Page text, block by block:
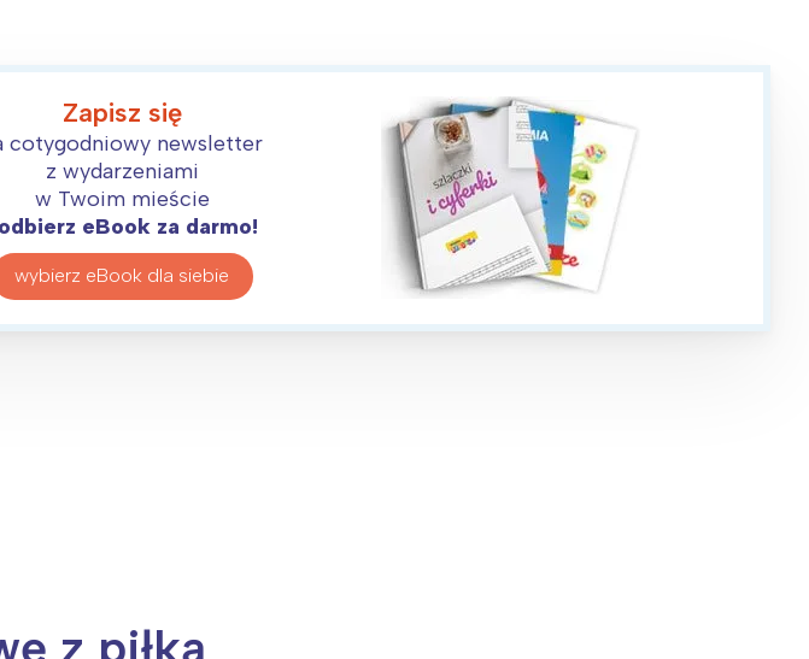
Zapisz się
cotygodniowy newsletter
z wydarzeniami
w Twoim mieście
eBook za darmo!
wybierz eBook dla siebie
z piłką